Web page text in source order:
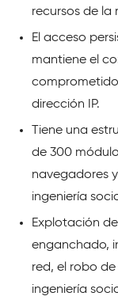
recursos de la
El acceso
mantiene el
dirección IP.
Tiene una
de 300
navegadores
ingeniería
Explotación
enganchado,
red, el robo
ingeniería